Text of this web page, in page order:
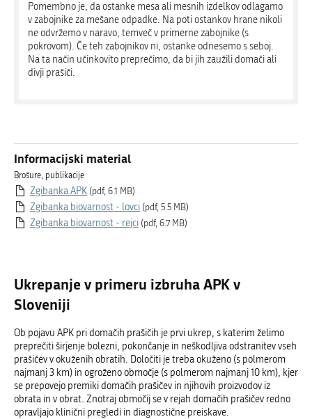
Pomembno je, da ostanke mesa ali mesnih izdelkov odlagamo
v zabojnike za mešane odpadke. Na poti ostankov hrane nikoli
ne odvržemo v naravo, temveč v primerne zabojnike (s
pokrovom). Če teh zabojnikov ni, ostanke odnesemo s seboj.
Na ta način učinkovito preprečimo, da bi jih zaužili domači ali
divji prašiči.
Informacijski material
Brošure, publikacije
Zgibanka APK (pdf, 6.1 MB)
Zgibanka biovarnost - lovci (pdf, 5.5 MB)
Zgibanka biovarnost - rejci (pdf, 6.7 MB)
Ukrepanje v primeru izbruha APK v
Sloveniji
Ob pojavu APK pri domačih prašičih je prvi ukrep, s katerim želimo
preprečiti širjenje bolezni, pokončanje in neškodljiva odstranitev vseh
prašičev v okuženih obratih. Določiti je treba okuženo (s polmerom
najmanj 3 km) in ogroženo območje (s polmerom najmanj 10 km), kjer
se prepovejo premiki domačih prašičev in njihovih proizvodov iz
obrata in v obrat. Znotraj območij se v rejah domačih prašičev redno
opravljajo klinični pregledi in diagnostične preiskave.